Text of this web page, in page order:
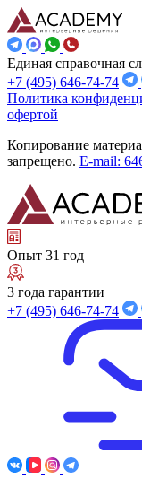
Единая справочная
+7 (495) 646-74-74
Политика
офертой
Копирование
запрещено. E-mail:
Опыт 31 год
3 года гарантии
+7 (495) 646-74-74